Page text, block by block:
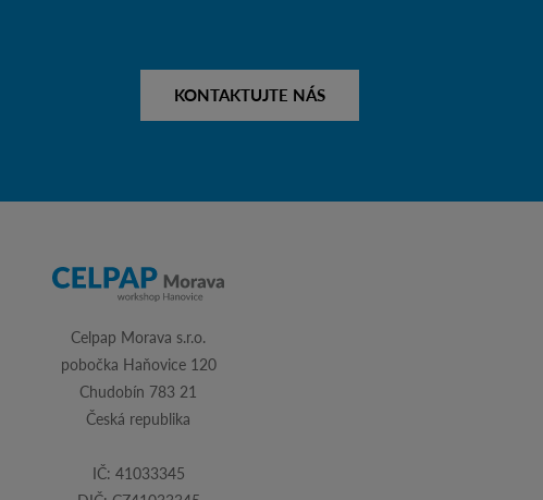
KONTAKTUJTE NÁS
Celpap Morava s.r.o.
pobočka Haňovice 120
Chudobín 783 21
Česká republika
IČ: 41033345